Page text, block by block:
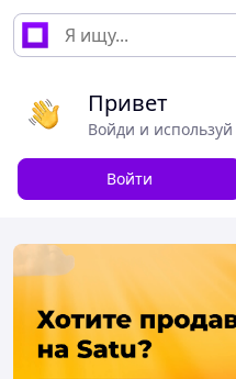
Привет
Войди и
Войти